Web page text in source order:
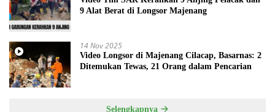
9 Alat Berat di Longsor Majenang
14 Nov 2025
Video Longsor di Majenang Cilacap, Basarnas: 2
Ditemukan Tewas, 21 Orang dalam Pencarian
Selengkapnya